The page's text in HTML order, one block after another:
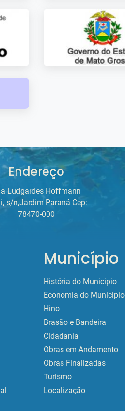
Endereço
Ludgardes Hoffmann
s/n,Jardim Paraná Cep:
78470-000
Município
História do Municipio
Economia do Municipio
Hino
Brasão e Bandeira
Cidadania
Obras em Andamento
Obras Finalizadas
Turismo
Localização